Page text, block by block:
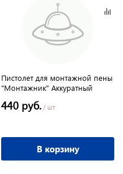
Пистолет для монтажной пены
"Монтажник" Аккуратный
440 руб. / шт
В корзину